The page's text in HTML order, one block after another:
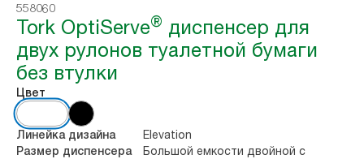
558060
Tork OptiServe® диспенсер для
двух рулонов туалетной бумаги
без втулки
Цвет
Линейка дизайна Elevation
Размер диспенсера
Большой емкости двойной с